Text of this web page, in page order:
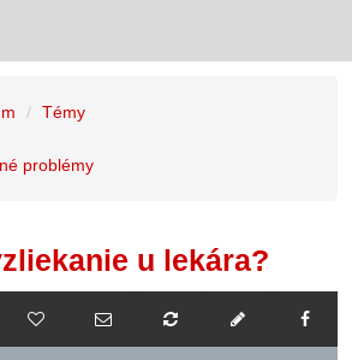
Témy
problémy
u lekára?